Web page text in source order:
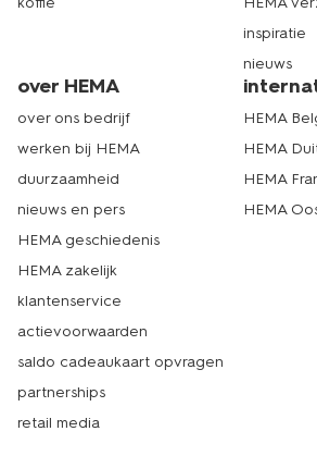
inspiratie
nieuws
over HEMA
over ons bedrijf
werken bij HEMA
duurzaamheid
nieuws en pers
HEMA geschiedenis
HEMA zakelijk
klantenservice
actievoorwaarden
saldo cadeaukaart opvragen
partnerships
retail media
HEMA
HEMA
HEMA
HEMA